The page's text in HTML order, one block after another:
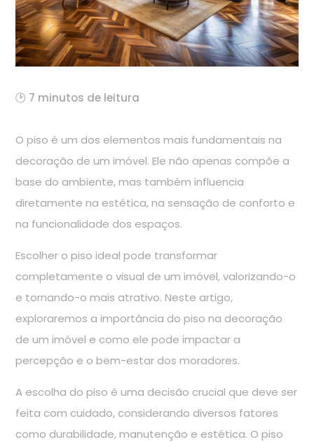
🕑 7 minutos de leitura
O piso é um dos elementos mais fundamentais na
decoração de um imóvel. Ele não apenas compõe a
base do ambiente, mas também influencia
diretamente na estética, na sensação de conforto e
na funcionalidade dos espaços.
Escolher o piso ideal pode transformar
completamente o visual de um imóvel, valorizando-o
e tornando-o mais atrativo. Neste artigo,
exploraremos a importância do piso na decoração
de um imóvel e como ele pode impactar a
percepção e o bem-estar dos moradores.
A escolha do piso é uma decisão crucial que deve ser
feita com cuidado, considerando diversos fatores
como durabilidade, manutenção e estética. O piso